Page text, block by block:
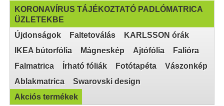
KORONAVÍRUS TÁJÉKOZTATÓ PADLÓMATRICA
ÜZLETEKBE
Újdonságok
Faltetoválás
KARLSSON órák
IKEA bútorfólia
Mágneskép Ajtófólia
Falióra
Falmatrica
Írható fóliák Fotótapéta
Vászonkép
Ablakmatrica
Swarovski design
Akciós termékek